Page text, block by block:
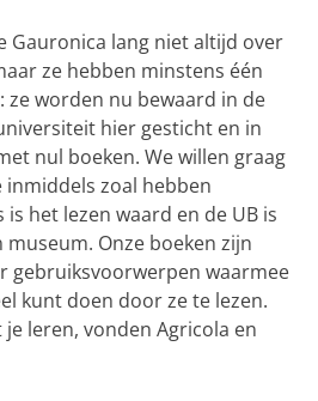
Gauronica lang niet altijd over
ze hebben minstens één
ze worden nu bewaard in de
hier gesticht en in
nul boeken. We willen graag
zoal hebben
het lezen waard en de UB is
Onze boeken zijn
gebruiksvoorwerpen waarmee
kunt doen door ze te lezen.
leren, vonden Agricola en